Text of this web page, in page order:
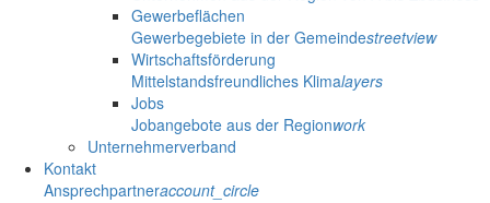
Gewerbeflächen
Gewerbegebiete in der Gemeindestreetview
Wirtschaftsförderung
Mittelstandsfreundliches Klimalayers
Jobs
Jobangebote aus der Regionwork
Unternehmerverband
Kontakt
Ansprechpartneraccount_circle